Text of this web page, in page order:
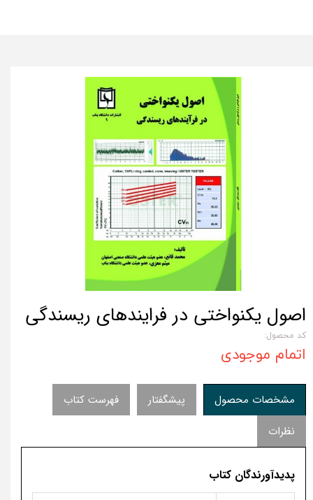
اصول یکنواختی در فرایندهای ریسندگی
کد محصول:
اتمام موجودی
مشخصات محصول پیشگفتار
فهرست کتاب
نظرات
پدیدآورندگان کتاب